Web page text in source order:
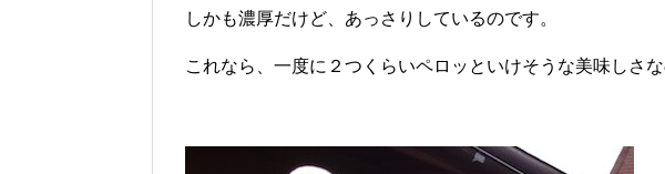
しかも濃厚だけど、あっさりしているのです。
これなら、一度に２つくらいペロッといけそうな美味しさな